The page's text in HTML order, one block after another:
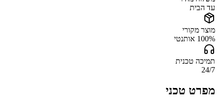
עד הבית
מוצר מקורי
100% אותנטי
תמיכה טכנית
24/7
מפרט טכני